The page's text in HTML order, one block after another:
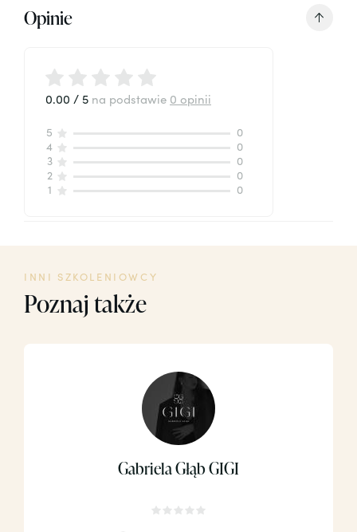
Opinie
0.00 / 5 na podstawie 0 opinii
5
0
4
0
3
0
2
0
1
0
INNI SZKOLENIOWCY
Poznaj także
Gabriela Głąb GIGI